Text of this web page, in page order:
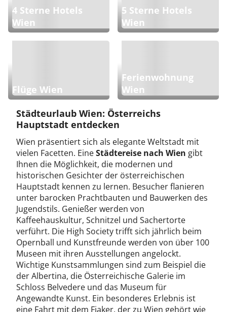
4 Sterne Hotels
Wien
5 Sterne Hotels
Wien
Flüge Wien
Ferienwohnung
Wien
Städteurlaub Wien: Österreichs
Hauptstadt entdecken
Wien präsentiert sich als elegante Weltstadt mit
vielen Facetten. EineStädtereise nach Wien gibt
Ihnen die Möglichkeit, die modernen und
historischen Gesichter der österreichischen
Hauptstadt kennen zu lernen. Besucher flanieren
unter barocken Prachtbauten und Bauwerken des
Jugendstils. Genießer werden von
Kaffeehauskultur, Schnitzel und Sachertorte
verführt. Die High Society trifft sich jährlich beim
Opernball und Kunstfreunde werden von über 100
Museen mit ihren Ausstellungen angelockt.
Wichtige Kunstsammlungen sind zum Beispiel die
der Albertina, die Österreichische Galerie im
Schloss Belvedere und das Museum für
Angewandte Kunst. Ein besonderes Erlebnis ist
eine Fahrt mit dem Fiaker, der zu Wien gehört wie